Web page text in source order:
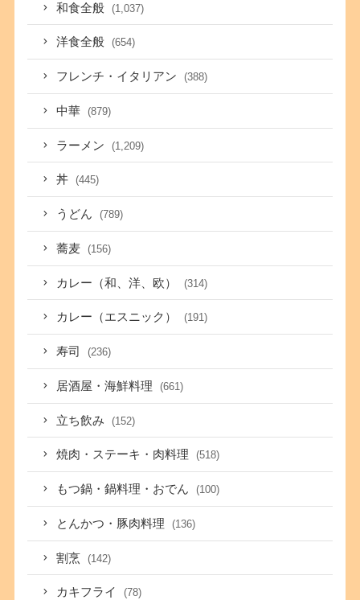
和食全般 (1,037)
洋食全般 (654)
フレンチ・イタリアン (388)
中華 (879)
ラーメン (1,209)
丼 (445)
うどん (789)
蕎麦 (156)
カレー（和、洋、欧） (314)
カレー（エスニック） (191)
寿司 (236)
居酒屋・海鮮料理 (661)
立ち飲み (152)
焼肉・ステーキ・肉料理 (518)
もつ鍋・鍋料理・おでん (100)
とんかつ・豚肉料理 (136)
割烹 (142)
カキフライ (78)